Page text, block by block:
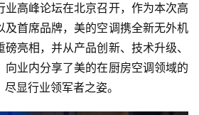
业高峰论坛在北京召开，作为本次高
及首席品牌，美的空调携全新无外机
亮相，并从产品创新、技术升级、
向业内分享了美的在厨房空调领域的
显行业领军者之姿。